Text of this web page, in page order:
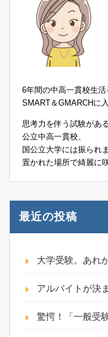
6年間の中高一貫校生活
SMART＆GMARCHに
思考力を伴う試験があ
公立中高一貫校、
国公立大学には振られ
置かれた場所で綺麗に
最近の投稿
大学受験。あれ
アルバイトが決
驚愕！「一般受